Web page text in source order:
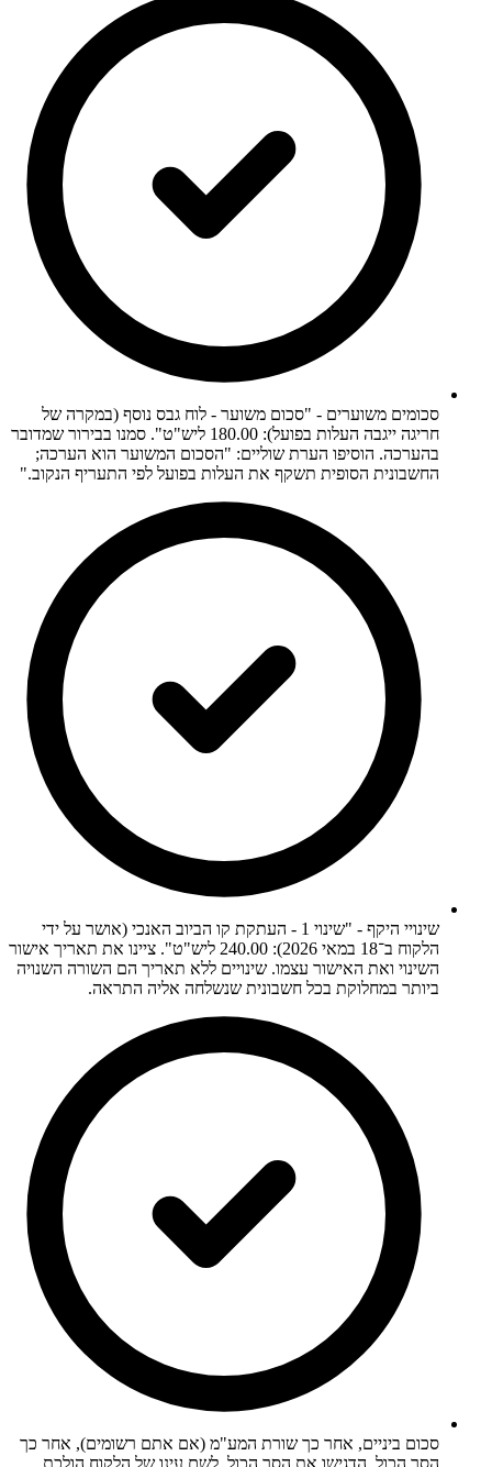
סכומים משוערים - "סכום משוער - לוח גבס נוסף (במקרה של
חריגה ייגבה העלות בפועל): 180.00 ליש"ט". סמנו בבירור שמדובר
בהערכה. הוסיפו הערת שוליים: "הסכום המשוער הוא הערכה;
החשבונית הסופית תשקף את העלות בפועל לפי התעריף הנקוב."
שינויי היקף - "שינוי 1 - העתקת קו הביוב האנכי (אושר על ידי
הלקוח ב־18 במאי 2026): 240.00 ליש"ט". ציינו את תאריך אישור
השינוי ואת האישור עצמו. שינויים ללא תאריך הם השורה השנויה
ביותר במחלוקת בכל חשבונית שנשלחה אליה התראה.
סכום ביניים, אחר כך שורת המע"מ (אם אתם רשומים), אחר כך